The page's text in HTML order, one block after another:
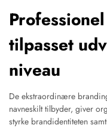
tilpasset
niveau
De ekstraordinære
navneskilt tilbyder, giver
styrke brandidentiteten